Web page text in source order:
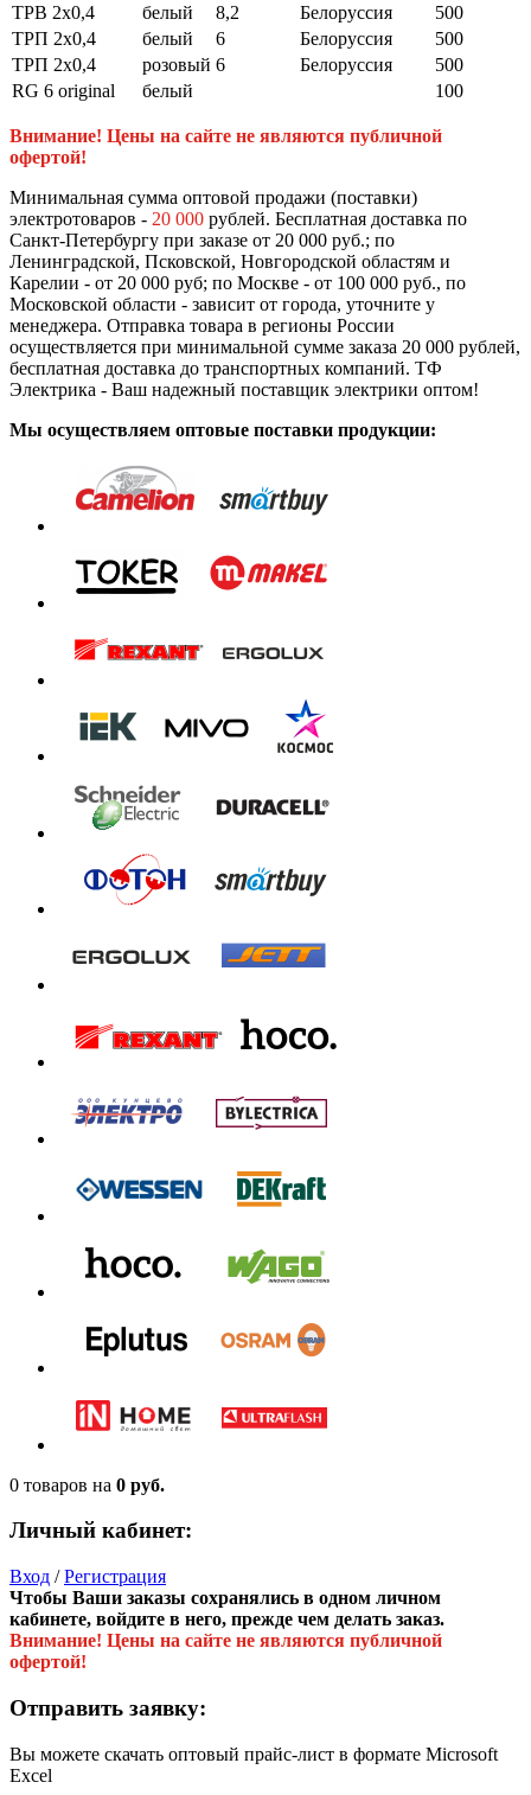
ТРВ 2х0,4
белый 8,2 Белоруссия
500
ТРП 2х0,4
белый 6 Белоруссия
500
ТРП 2х0,4
розовый 6 Белоруссия
500
RG 6 original
белый 100
Внимание! Цены на сайте не являются публичной
офертой!
Минимальная сумма оптовой продажи (поставки)
электротоваров - 20 000 рублей. Бесплатная доставка по
Санкт-Петербургу при заказе от 20 000 руб.; по
Ленинградской, Псковской, Новгородской областям и
Карелии - от 20 000 руб; по Москве - от 100 000 руб., по
Московской области - зависит от города, уточните у
менеджера. Отправка товара в регионы России
осуществляется при минимальной сумме заказа 20 000 рублей,
бесплатная доставка до транспортных компаний. ТФ
Электрика - Ваш надежный поставщик электрики оптом!
Мы осуществляем оптовые поставки продукции:
0 товаров на 0 руб.
Личный кабинет:
Вход /Регистрация
Чтобы Ваши заказы сохранялись в одном личном
кабинете, войдите в него, прежде чем делать заказ.
Внимание! Цены на сайте не являются публичной
офертой!
Отправить заявку:
Вы можете скачать оптовый прайс-лист в формате Microsoft
Excel